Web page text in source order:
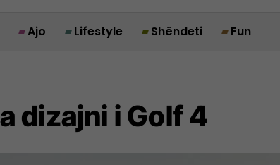
Ajo Lifestyle Shëndeti Fun
dizajni i Golf 4